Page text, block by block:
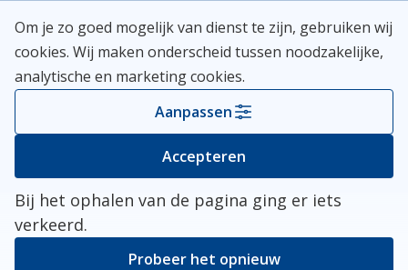
naar
inhoud
Meerlanden Logo
Open
Kies je gemeente
Er ging iets mis
Bij het ophalen van de pagina ging er iets
verkeerd.
Probeer het opnieuw
Om je zo goed mogelijk van dienst te zijn, gebruiken wij
cookies. Wij maken onderscheid tussen noodzakelijke,
analytische en marketing cookies.
Aanpassen
Accepteren